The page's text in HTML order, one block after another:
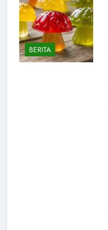
BERITA